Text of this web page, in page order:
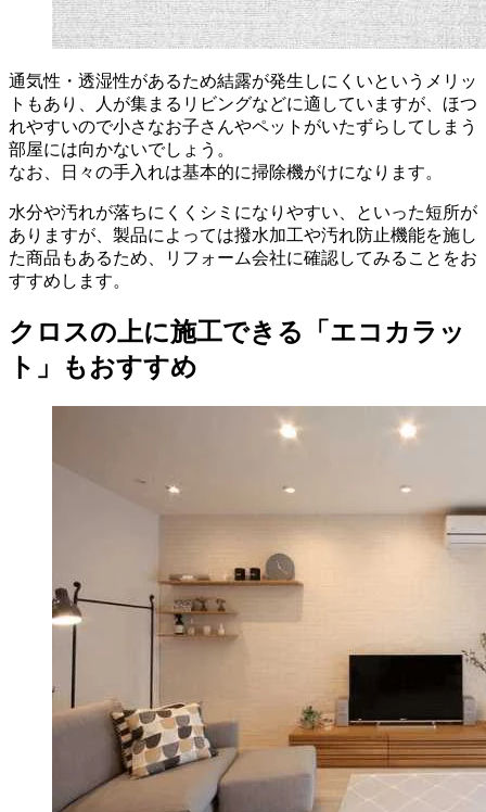
通気性・透湿性があるため結露が発生しにくいというメリッ
トもあり、人が集まるリビングなどに適していますが、ほつ
れやすいので小さなお子さんやペットがいたずらしてしまう
部屋には向かないでしょう。
なお、日々の手入れは基本的に掃除機がけになります。
水分や汚れが落ちにくくシミになりやすい、といった短所が
ありますが、製品によっては撥水加工や汚れ防止機能を施し
た商品もあるため、リフォーム会社に確認してみることをお
すすめします。
クロスの上に施工できる「エコカラッ
ト」もおすすめ